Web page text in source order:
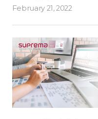
February 21, 2022